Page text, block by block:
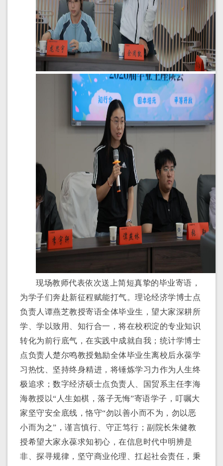
现场教师代表依次送上简短真挚的毕业寄语，
为学子们奔赴新征程赋能打气。理论经济学博士点
负责人 谭燕芝教授寄语全体毕业生，望大家深耕所
学、学以致用、知行合一，将在校积淀的专业知识
转化为前行底气，在实践中成就自我 ；统计学博士
点负责人 楚尔鸣教授勉励全体毕业生离校后永葆学
习热忱、坚持终身精进，将锤炼学习力作为人生终
极追求； 数字经济硕士点负责人、国贸系主任李海
海教授 以“ 人生如棋，落子无悔”寄语学子，叮嘱大
家坚守安全底线，恪守“勿以善小而不为，勿以恶
小而为之” ，谨言慎行、守正笃行； 副院长朱健教
授希望大家永葆求知初心，在信息 时代中明辨是
非、探寻规律，坚守商业伦理、扛起社会责任，秉